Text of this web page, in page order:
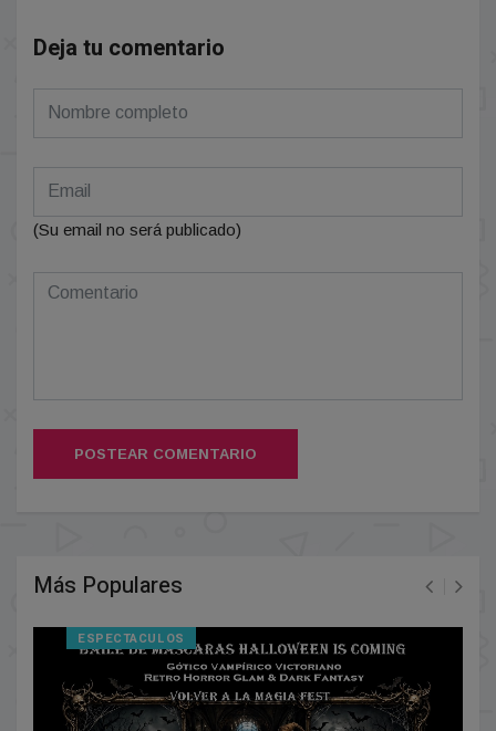
Deja tu comentario
(Su email no será publicado)
POSTEAR COMENTARIO
Más Populares
ESPECTACULOS